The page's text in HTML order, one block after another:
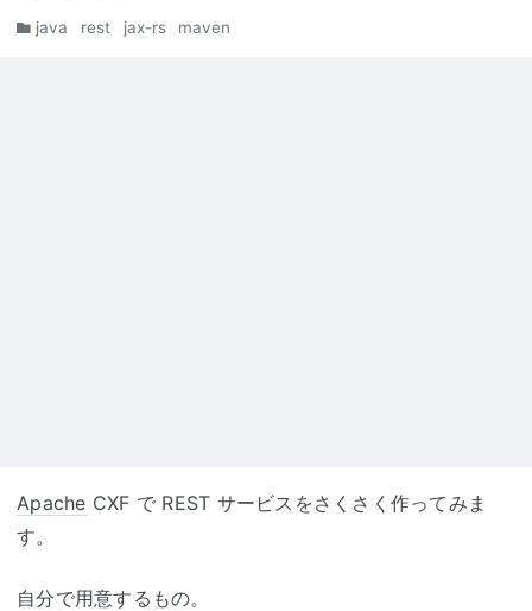
java rest jax-rs maven
Apache CXF で REST サービスをさくさく作ってみま
す。
自分で用意するもの。